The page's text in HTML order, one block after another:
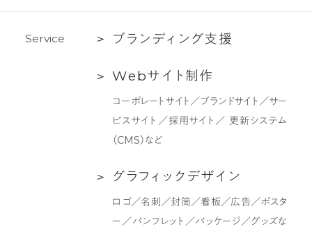
Service
ブ
ン
支
ブラ ン ディ ン グ支援
Web
作
Webサ イ ト 制 作
コーポレートサイト／ブランドサイト／サー
ビスサイト／採用サイト／ 更新システム
（CMS）など
グ
グラフ ィ ッ ク デザイ ン
ロゴ／名刺／封筒／看板／広告／ポスタ
ー／パンフレット／パッケージ／グッズな